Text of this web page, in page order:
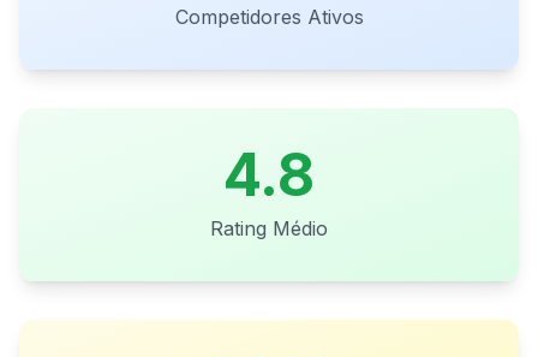
Competidores Ativos
4.8
Rating Médio